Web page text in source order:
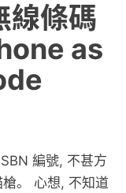
線條碼
as
編號, 不甚方
。 心想, 不知道